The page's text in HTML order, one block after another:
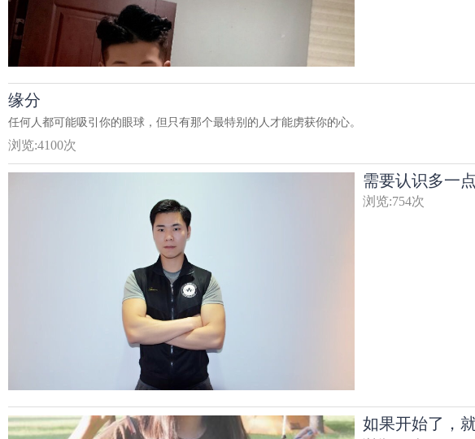
缘分
任何人都可能吸引你的眼球，但只有那个最特别的人才能虏获你的心。 ​
浏览:4100次
需要认识多一
浏览:754次
如果开始了，